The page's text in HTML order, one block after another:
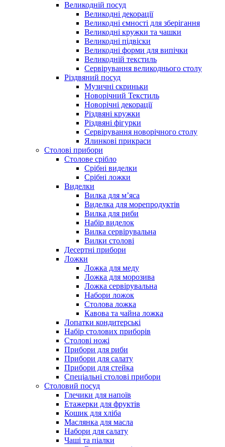
Великодній посуд
Великодні декорації
Великодні ємності для зберігання
Великодні кружки та чашки
Великодні підвіски
Великодні форми для випічки
Великодній текстиль
Сервірування великоднього столу
Різдвяний посуд
Музичні скриньки
Новорічний Текстиль
Новорічні декорації
Різдвяні кружки
Різдвяні фігурки
Сервірування новорічного столу
Ялинкові прикраси
Столові прибори
Столове срібло
Срібні виделки
Срібні ложки
Виделки
Вилка для м’яса
Виделка для морепродуктів
Вилка для риби
Набір виделок
Вилка сервірувальна
Вилки столові
Десертні прибори
Ложки
Ложка для меду
Ложка для морозива
Ложка сервірувальна
Набори ложок
Столова ложка
Кавова та чайна ложка
Лопатки кондитерські
Набір столових приборів
Столові ножі
Прибори для риби
Прибори для салату
Прибори для стейка
Спеціальні столові прибори
Столовий посуд
Глечики для напоїв
Етажерки для фруктів
Кошик для хліба
Маслянка для масла
Набори для салату
Чаші та піалки